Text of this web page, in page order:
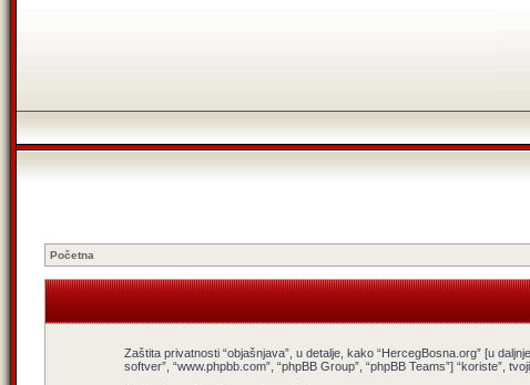
Početna
Zaštita privatnosti “objašnjava”, u detalje, kako “HercegBosna.org” [u
softver”, “www.phpbb.com”, “phpBB Group”, “phpBB Teams”] “koriste”,